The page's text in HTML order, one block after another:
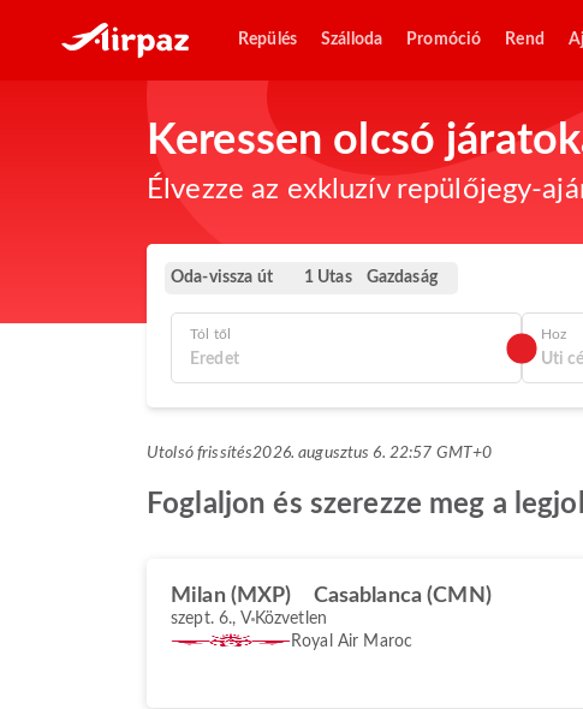
Repülés Szálloda Promóció Rend
Keressen olcsó
Élvezze az exkluzív repülőjegy-
Oda-vissza út 1 Utas Gazdaság
Tól től Hoz
Utolsó frissítés2026. augusztus 6. 22:57 GMT+0
Foglaljon és szerezze meg a
Milan (MXP) Casablanca (CMN)
szept. 6., V Közvetlen
Royal Air Maroc